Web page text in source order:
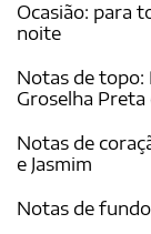
Ocasião: para
noite
Notas de topo:
Groselha
Notas de
e Jasmim
Notas de